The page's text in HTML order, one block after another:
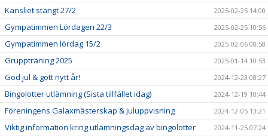
Kansliet stängt 27/2 2025-02-25 14:00
Gympatimmen Lördagen 22/3 2025-02-25 10:56
Gympatimmen lördag 15/2 2025-02-06 08:58
Gruppträning 2025 2025-01-14 10:53
God jul & gott nytt år! 2024-12-23 08:27
Bingolotter utlämning (Sista tillfället idag) 2024-12-19 10:44
Föreningens Galaxmästerskap & juluppvisning 2024-12-05 13:21
Viktig information kring utlämningsdag av bingolotter 2024-11-25 07:24